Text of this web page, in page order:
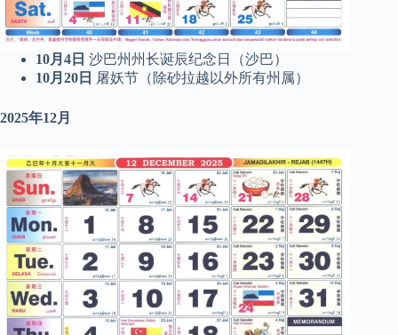
10月4日 沙巴州州长诞辰纪念日（沙巴）
10月20日 屠妖节（除砂拉越以外所有州属）
2025年12月